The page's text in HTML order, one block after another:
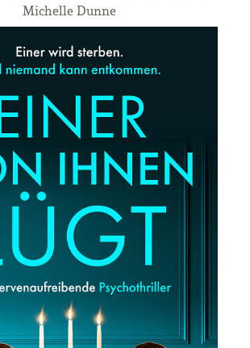
Michelle Dunne